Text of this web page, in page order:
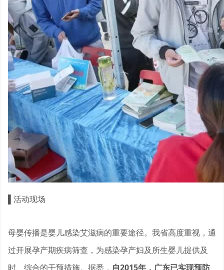
活动现场
母婴传播是婴儿感染艾滋病的重要途径。我省高度重视，通
过开展孕产期疾病筛查，为感染孕产妇及所生婴儿提供及
时、综合的干预措施。据悉， 自2015年，广东已实现预防